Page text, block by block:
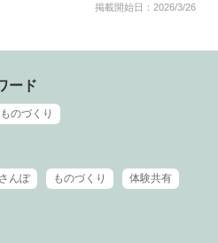
掲載開始日：2026/3/26
ード
ものづくり
んぽ ものづくり 体験共有